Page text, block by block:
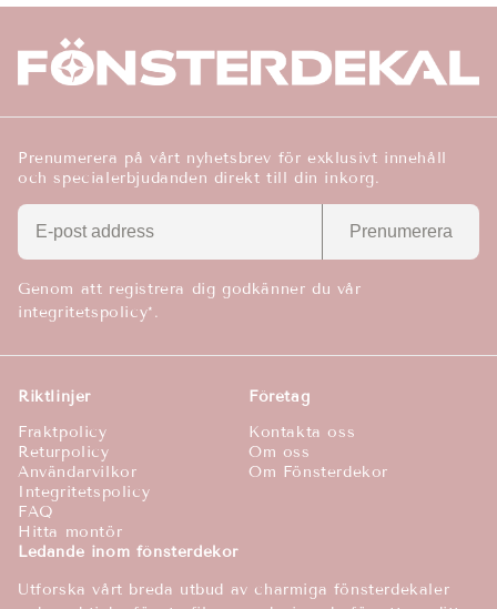
Prenumerera på vårt nyhetsbrev för exklusivt innehåll
och specialerbjudanden direkt till din inkorg.
Prenumerera
Genom att registrera dig godkänner du vår
integritetspolicy*.
Riktlinjer
Fraktpolicy
Returpolicy
Användarvilkor
Integritetspolicy
FAQ
Hitta montör
Företag
Kontakta oss
Om oss
Om Fönsterdekor
Ledande inom fönsterdekor
Utforska vårt breda utbud av charmiga fönsterdekaler